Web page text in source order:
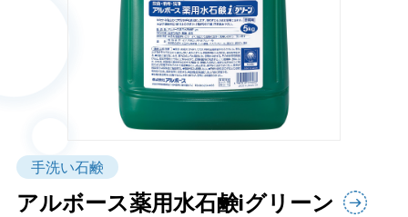
手洗い石鹸
アルボース薬用水石鹸iグリーン